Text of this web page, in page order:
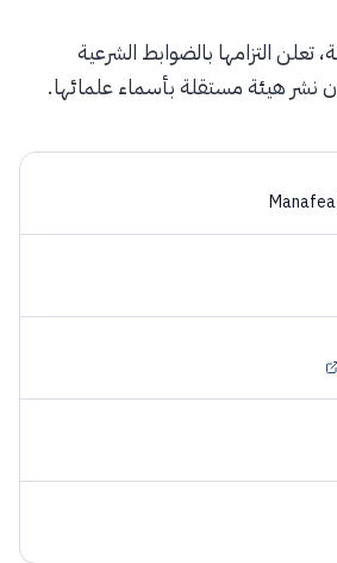
التزامها بالضوابط الشرعية
هيئة مستقلة بأسماء علمائها.